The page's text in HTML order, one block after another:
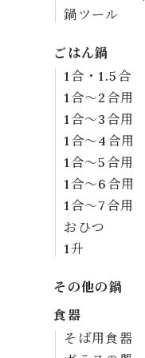
鍋ツール
ごはん鍋
1合・1.5合
1合～2合用
1合～3合用
1合～4合用
1合～5合用
1合～6合用
1合～7合用
おひつ
1升
その他の鍋
食器
そば用食器